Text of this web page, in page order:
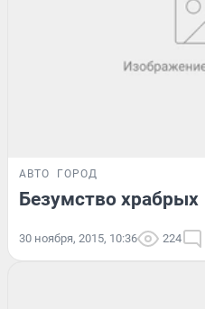
АВТО ГОРОД
Безумство храбрых
30 ноября, 2015, 10:36 224